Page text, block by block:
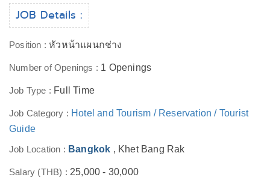
JOB Details :
Position :หัวหน้าแผนกช่าง
Number of Openings : 1 Openings
Job Type : Full Time
Job Category : Hotel and Tourism / Reservation / Tourist
Guide
Job Location : Bangkok , Khet Bang Rak
Salary (THB) : 25,000 - 30,000